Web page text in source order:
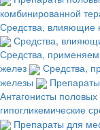
комбинированной
Средства, влияющие
Средства,
Средства,
желез
Средства,
железы
Антагонисты
гипогликемические
Препараты для